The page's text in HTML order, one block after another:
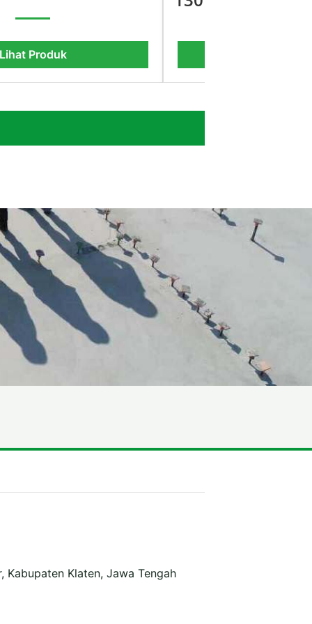
Lihat Produk
Kabupaten Klaten, Jawa Tengah